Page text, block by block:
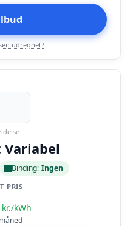
udregnet?
Binding: Ingen
PRIS
kr./kWh